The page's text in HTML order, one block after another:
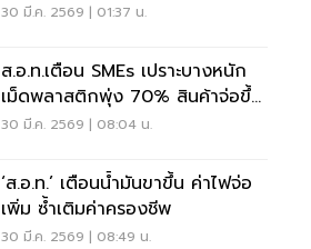
30 มี.ค. 2569 | 01:37 น.
ส.อ.ท.เตือน SMEs เปราะบางหนัก
เม็ดพลาสติกพุ่ง 70% สินค้าจ่อขึ้น
ราคา
30 มี.ค. 2569 | 08:04 น.
‘ส.อ.ท.’ เตือนน้ำมันขาขึ้น ค่าไฟจ่อ
เพิ่ม ซ้ำเติมค่าครองชีพ
30 มี.ค. 2569 | 08:49 น.